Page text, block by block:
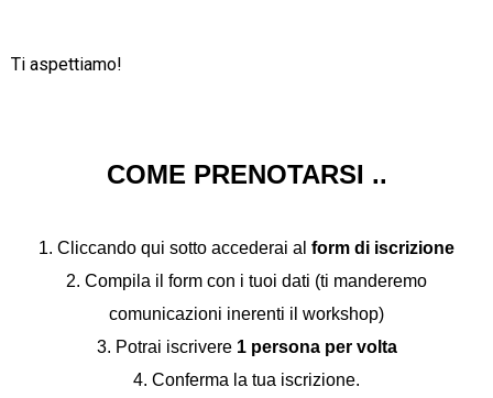
Ti aspettiamo!
COME PRENOTARSI ..
1. Cliccando qui sotto accederai al form di iscrizione
2. Compila il form con i tuoi dati (ti manderemo
comunicazioni inerenti il workshop)
3. Potrai iscrivere 1 persona per volta
4. Conferma la tua iscrizione.